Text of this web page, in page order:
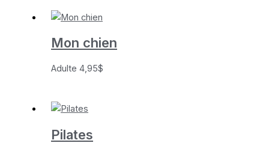
Mon chien
Adulte4,95$
Pilates